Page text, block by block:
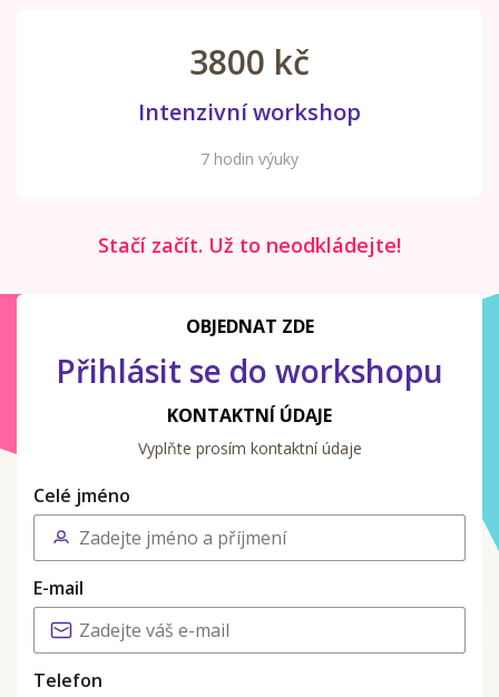
3800 kč
Intenzivní workshop
7 hodin výuky
Stačí začít. Už to neodkládejte!
OBJEDNAT ZDE
Přihlásit se do workshopu
KONTAKTNÍ ÚDAJE
Vyplňte prosím kontaktní údaje
Celé jméno
E-mail
Telefon